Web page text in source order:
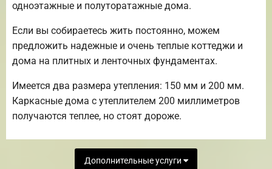
одноэтажные и полуторатажные дома.
Если вы собираетесь жить постоянно, можем
предложить надежные и очень теплые коттеджи и
дома на плитных и ленточных фундаментах.
Имеется два размера утепления: 150 мм и 200 мм.
Каркасные дома с утеплителем 200 миллиметров
получаются теплее, но стоят дороже.
Дополнительные услуги